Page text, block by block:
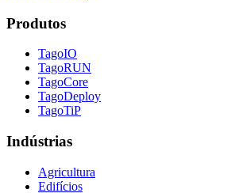
Produtos
TagoIO
TagoRUN
TagoCore
TagoDeploy
TagoTiP
Indústrias
Agricultura
Edifícios